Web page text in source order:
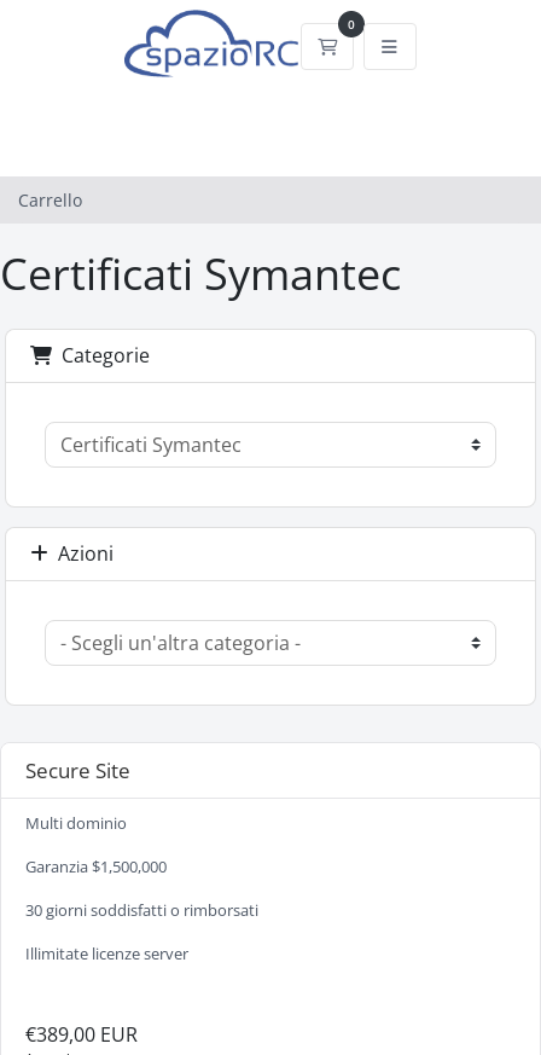
0
Carrello
Carrello
Certificati Symantec
Categorie
Azioni
Secure Site
Multi dominio
Garanzia $1,500,000
30 giorni soddisfatti o rimborsati
Illimitate licenze server
€389,00 EUR